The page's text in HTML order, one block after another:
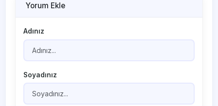
Yorum Ekle
Adınız
Soyadınız